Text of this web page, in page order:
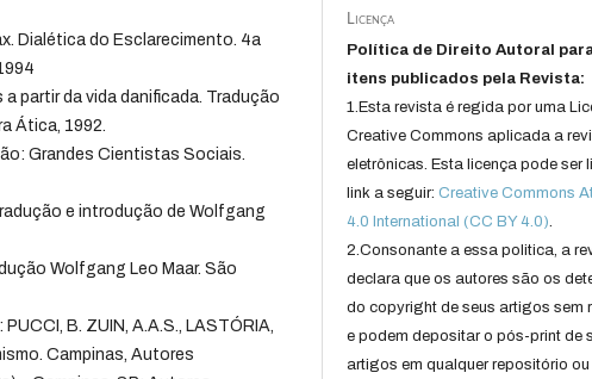
Dialética do Esclarecimento. 4a
a partir da vida danificada. Tradução
Ática, 1992.
Grandes Cientistas Sociais.
e introdução de Wolfgang
Wolfgang Leo Maar. São
PUCCI, B. ZUIN, A.A.S., LASTÓRIA,
Campinas, Autores
Licença
Política de Direito Autoral
itens publicados pela Revista:
1.Esta revista é regida por uma
Creative Commons aplicada a
eletrônicas. Esta licença pode ser
link a seguir:Creative Commons
4.0 International (CC BY 4.0).
2.Consonante a essa politica, a
declara que os autores são os
do copyright de seus artigos sem
e podem depositar o pós-print de
artigos em qualquer repositório ou